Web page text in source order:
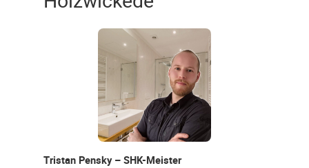
Tristan Pensky – SHK-Meister